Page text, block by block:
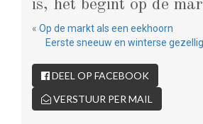
is, het begint op de
« Op de markt als een eekhoorn
Eerste sneeuw en winterse
DEEL OP FACEBOOK
VERSTUUR PER MAIL